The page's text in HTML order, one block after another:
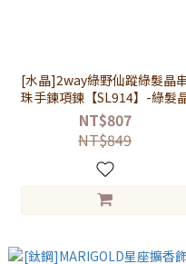
[水晶]2way綠野仙蹤綠髮晶
珠手鍊項鍊【SL914】-綠髮
NT$807
NT$849